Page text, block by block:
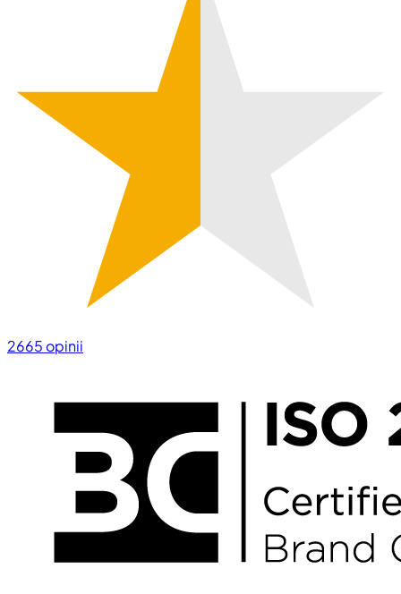
2665 opinii